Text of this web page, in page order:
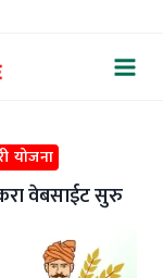
योजना
वेबसाईट सुरु